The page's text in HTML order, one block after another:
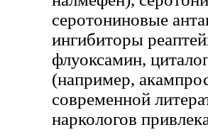
серотониновые
ингибиторы
флуоксамин,
(например,
современной
наркологов